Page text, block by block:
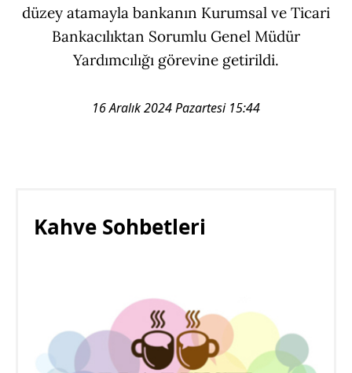
düzey atamayla bankanın Kurumsal ve Ticari
Bankacılıktan Sorumlu Genel Müdür
Yardımcılığı görevine getirildi.
16 Aralık 2024 Pazartesi 15:44
Kahve Sohbetleri